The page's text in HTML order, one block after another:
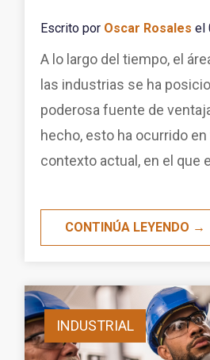
Escrito por Oscar Rosales el
A lo largo del tiempo, el
las industrias se ha
poderosa fuente de
hecho, esto ha ocurrido
contexto actual, en el que
CONTINÚA LEYENDO →
INDUSTRIAL